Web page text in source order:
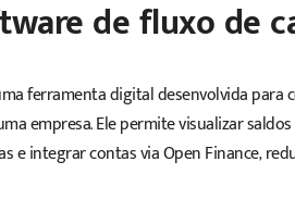
de fluxo de
ferramenta digital desenvolvida
empresa. Ele permite visualizar
e integrar contas via Open Finance,